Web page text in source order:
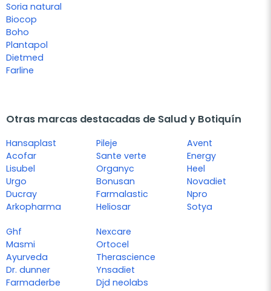
Soria natural
Biocop
Boho
Plantapol
Dietmed
Farline
Otras marcas destacadas de Salud y Botiquín
Hansaplast
Acofar
Lisubel
Urgo
Ducray
Arkopharma
Pileje
Sante verte
Organyc
Bonusan
Farmalastic
Heliosar
Avent
Energy
Heel
Novadiet
Npro
Sotya
Ghf
Masmi
Ayurveda
Dr. dunner
Farmaderbe
Nexcare
Ortocel
Therascience
Ynsadiet
Djd neolabs